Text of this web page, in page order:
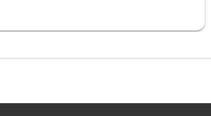
к клиенту после